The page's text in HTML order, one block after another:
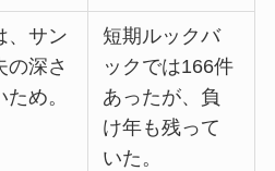
、サン
の深さ
め。
短期ルックバ
ックでは166件
あったが、負
け年も残って
いた。